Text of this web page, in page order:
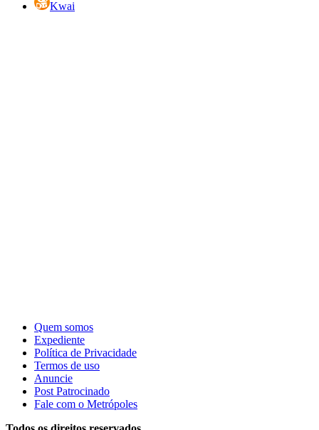
Kwai
Quem somos
Expediente
Política de Privacidade
Termos de uso
Anuncie
Post Patrocinado
Fale com o Metrópoles